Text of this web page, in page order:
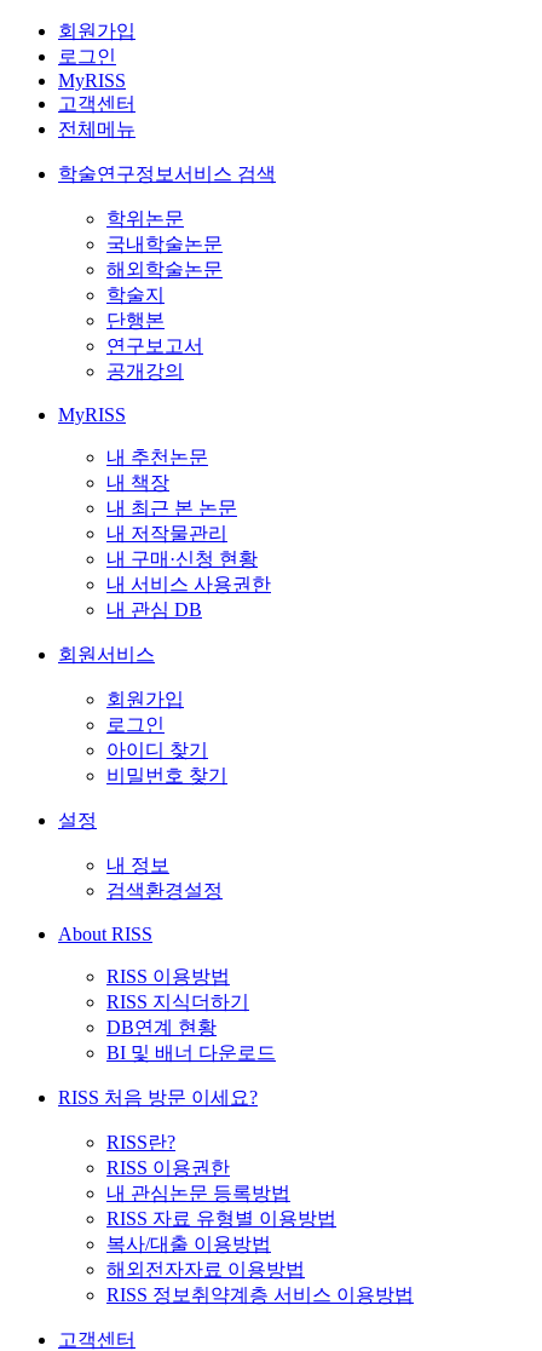
회원가입
로그인
MyRISS
고객센터
전체메뉴
학술연구정보서비스 검색
학위논문
국내학술논문
해외학술논문
학술지
단행본
연구보고서
공개강의
MyRISS
내 추천논문
내 책장
내 최근 본 논문
내 저작물관리
내 구매·신청 현황
내 서비스 사용권한
내 관심 DB
회원서비스
회원가입
로그인
아이디 찾기
비밀번호 찾기
설정
내 정보
검색환경설정
About RISS
RISS 이용방법
RISS 지식더하기
DB연계 현황
BI 및 배너 다운로드
RISS 처음 방문 이세요?
RISS란?
RISS 이용권한
내 관심논문 등록방법
RISS 자료 유형별 이용방법
복사/대출 이용방법
해외전자자료 이용방법
RISS 정보취약계층 서비스 이용방법
고객센터